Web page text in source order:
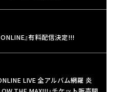
ONLINE』有料配信決定!!!
LIVE 全アルバム網羅 炎